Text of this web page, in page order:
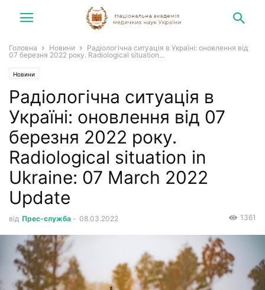
Головна Новини
Радіологічна ситуація в Україні: оновлення від
07 березня 2022 року. Radiological situation...
Новини
Радіологічна ситуація в
Україні: оновлення від 07
березня 2022 року.
Radiological situation in
Ukraine: 07 March 2022
Update
від Прес-служба - 08.03.2022 1361